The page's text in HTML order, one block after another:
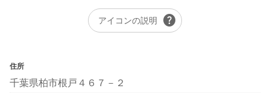
アイコンの説明 help
住所
千葉県柏市根戸４６７－２